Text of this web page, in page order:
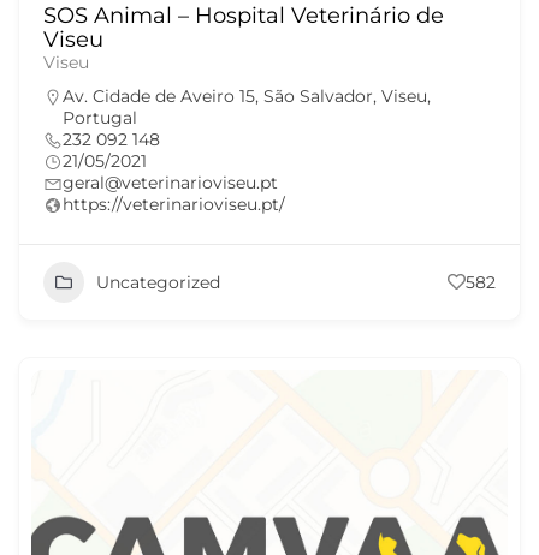
SOS Animal – Hospital Veterinário de
Viseu
Viseu
Av. Cidade de Aveiro 15, São Salvador, Viseu,
Portugal
232 092 148
21/05/2021
geral@veterinarioviseu.pt
https://veterinarioviseu.pt/
Uncategorized 582